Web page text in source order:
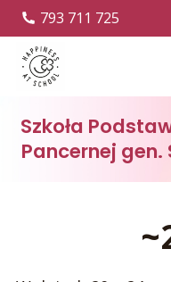
793 711 725
Szkoła
Pancernej gen.